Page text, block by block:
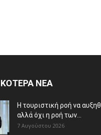
ΝΕΑ
Η τουριστική ροή να
αλλά όχι η ροή των...
7 Αυγούστου 2026